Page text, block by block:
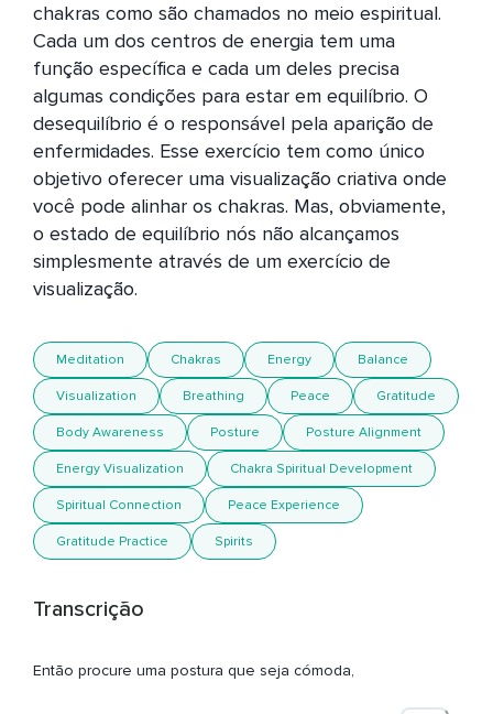
chakras como são chamados no meio espiritual.
Cada um dos centros de energia tem uma
função específica e cada um deles precisa
algumas condições para estar em equilíbrio. O
desequilíbrio é o responsável pela aparição de
enfermidades. Esse exercício tem como único
objetivo oferecer uma visualização criativa onde
você pode alinhar os chakras. Mas, obviamente,
o estado de equilíbrio nós não alcançamos
simplesmente através de um exercício de
visualização.
Meditation Chakras Energy Balance
Visualization Breathing Peace Gratitude
Body Awareness Posture Posture Alignment
Energy Visualization Chakra Spiritual Development
Spiritual Connection Peace Experience
Gratitude Practice Spirits
Transcrição
Então procure uma postura que seja cómoda,
Se é possível manter a coluna reta sem estar encostado em